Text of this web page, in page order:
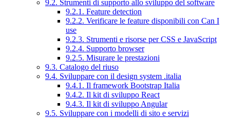
9.2. Strumenti di supporto allo sviluppo del software
9.2.1. Feature detection
9.2.2. Verificare le feature disponibili con Can I
use
9.2.3. Strumenti e risorse per CSS e JavaScript
9.2.4. Supporto browser
9.2.5. Misurare le prestazioni
9.3. Catalogo del riuso
9.4. Sviluppare con il design system .italia
9.4.1. Il framework Bootstrap Italia
9.4.2. Il kit di sviluppo React
9.4.3. Il kit di sviluppo Angular
9.5. Sviluppare con i modelli di sito e servizi